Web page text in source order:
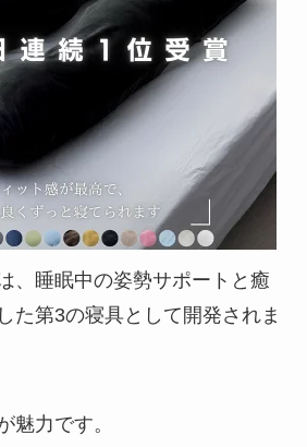
、睡眠中の姿勢サポートと癒
た第3の寝具として開発されま
魅力です。